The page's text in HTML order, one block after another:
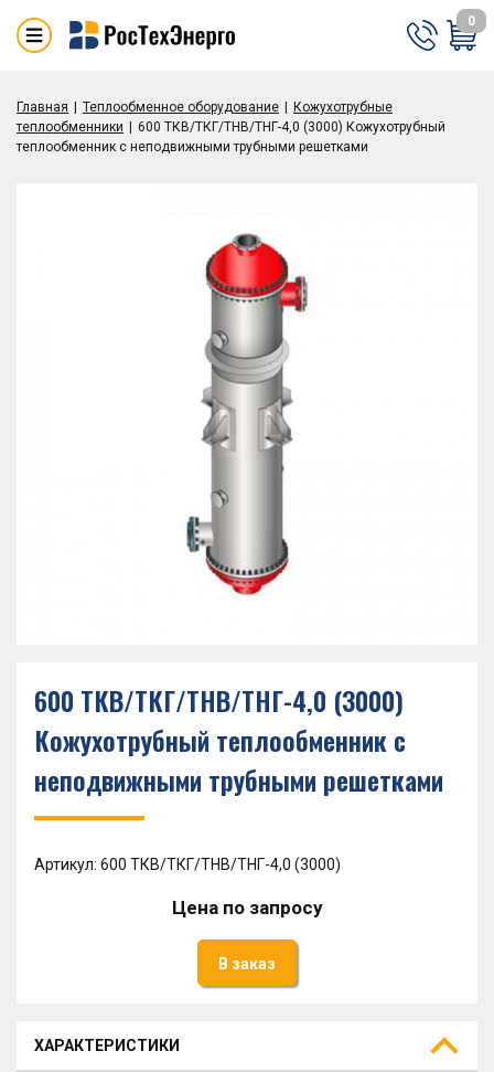
0
Главная Теплообменное оборудование
Кожухотрубные
теплообменники
600 ТКВ/ТКГ/ТНВ/ТНГ-4,0 (3000) Кожухотрубный
теплообменник с неподвижными трубными решетками
600 ТКВ/ТКГ/ТНВ/ТНГ-4,0 (3000)
Кожухотрубный теплообменник с
неподвижными трубными решетками
Артикул: 600 ТКВ/ТКГ/ТНВ/ТНГ-4,0 (3000)
Цена по запросу
В заказ
ХАРАКТЕРИСТИКИ